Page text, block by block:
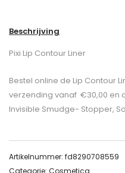
Beschrijving
Pixi Lip Contour Liner
Bestel online de Lip Contour
verzending vanaf €30,00 en
Invisible Smudge- Stopper,
Artikelnummer: fd8290708559
Categorie: Cosmetica